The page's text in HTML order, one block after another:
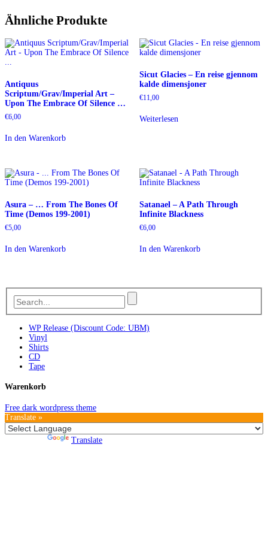
Ähnliche Produkte
Antiquus
Scriptum/Grav/Imperial Art –
Upon The Embrace Of Silence …
€6,00
In den Warenkorb
Sicut Glacies – En reise gjennom
kalde dimensjoner
€11,00
Weiterlesen
Asura – … From The Bones Of
Time (Demos 199-2001)
€5,00
In den Warenkorb
Satanael – A Path Through
Infinite Blackness
€6,00
In den Warenkorb
WP Release (Discount Code: UBM)
Vinyl
Shirts
CD
Tape
Warenkorb
Free dark wordpress theme
Translate »
Translate